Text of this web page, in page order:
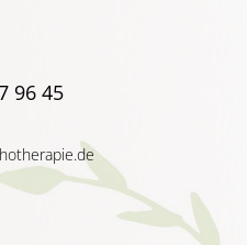
96 45